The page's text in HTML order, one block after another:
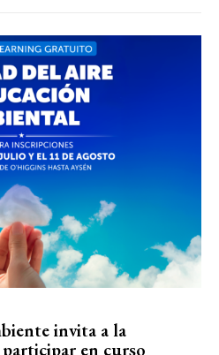
invita a la
en curso